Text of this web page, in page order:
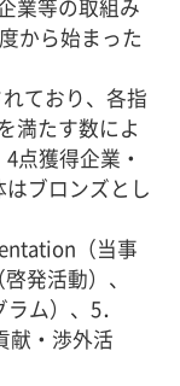
業等の取組み
から始まった
ており、各指
満たす数によ
点獲得企業・
ブロンズとし
（当事
発活動）、
ム）、5．
献・渉外活